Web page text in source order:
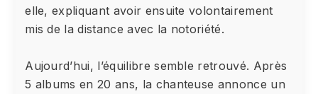
elle, expliquant avoir ensuite volontairement
mis de la distance avec la notoriété.
Aujourd’hui, l’équilibre semble retrouvé. Après
5 albums en 20 ans, la chanteuse annonce un